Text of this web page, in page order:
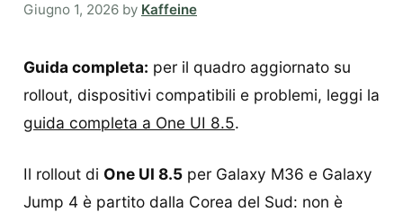
Giugno 1, 2026 by Kaffeine
Guida completa: per il quadro aggiornato su
rollout, dispositivi compatibili e problemi, leggi la
guida completa a One UI 8.5.
Il rollout di One UI 8.5 per Galaxy M36 e Galaxy
Jump 4 è partito dalla Corea del Sud: non è